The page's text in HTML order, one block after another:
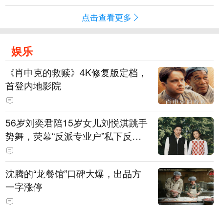
点击查看更多
娱乐
《肖申克的救赎》4K修复版定档，
首登内地影院
56岁刘奕君陪15岁女儿刘悦淇跳手
势舞，荧幕“反派专业户”私下反差
明显，女儿主攻高尔夫，曾以最小
年龄出战职业赛
沈腾的“龙餐馆”口碑大爆，出品方
一字涨停